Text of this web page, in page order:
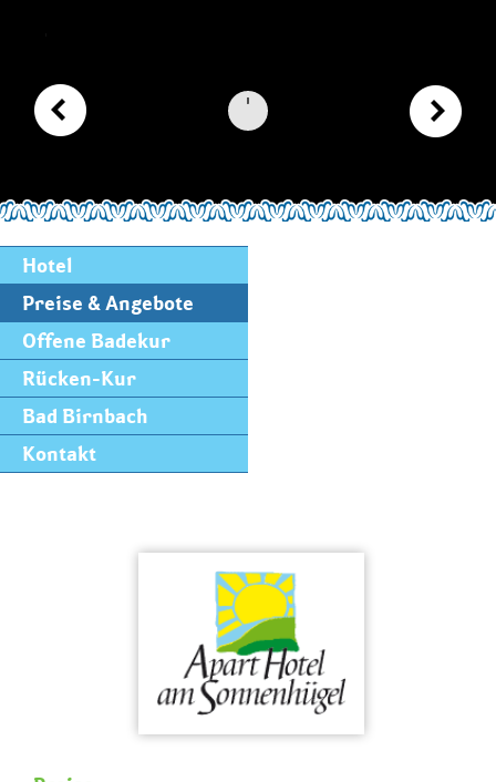
Hotel
Preise & Angebote
Offene Badekur
Rücken-Kur
Bad Birnbach
Kontakt